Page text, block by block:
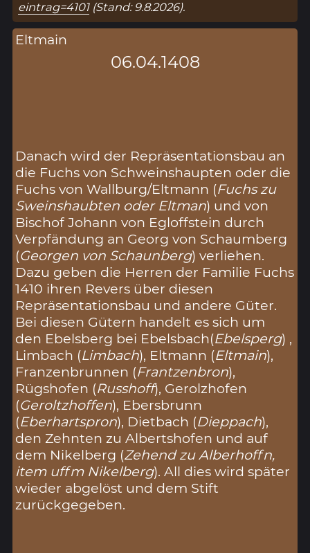
eintrag=4101(Stand: 9.8.2026).
Eltmain
06.04.1408
Danach wird der Repräsentationsbau an
die Fuchs von Schweinshaupten oder die
Fuchs von Wallburg/Eltmann (Fuchs zu
Sweinshaubten oder Eltman) und von
Bischof Johann von Egloffstein durch
Verpfändung an Georg von Schaumberg
(Georgen von Schaunberg) verliehen.
Dazu geben die Herren der Familie Fuchs
1410 ihren Revers über diesen
Repräsentationsbau und andere Güter.
Bei diesen Gütern handelt es sich um
den Ebelsberg bei Ebelsbach(Ebelsperg) ,
Limbach (Limbach), Eltmann (Eltmain),
Franzenbrunnen (Frantzenbron),
Rügshofen (Russhoff), Gerolzhofen
(Geroltzhoffen), Ebersbrunn
(Eberhartspron), Dietbach (Dieppach),
den Zehnten zu Albertshofen und auf
dem Nikelberg (Zehend zu Alberhoffn,
item uffm Nikelberg). All dies wird später
wieder abgelöst und dem Stift
zurückgegeben.